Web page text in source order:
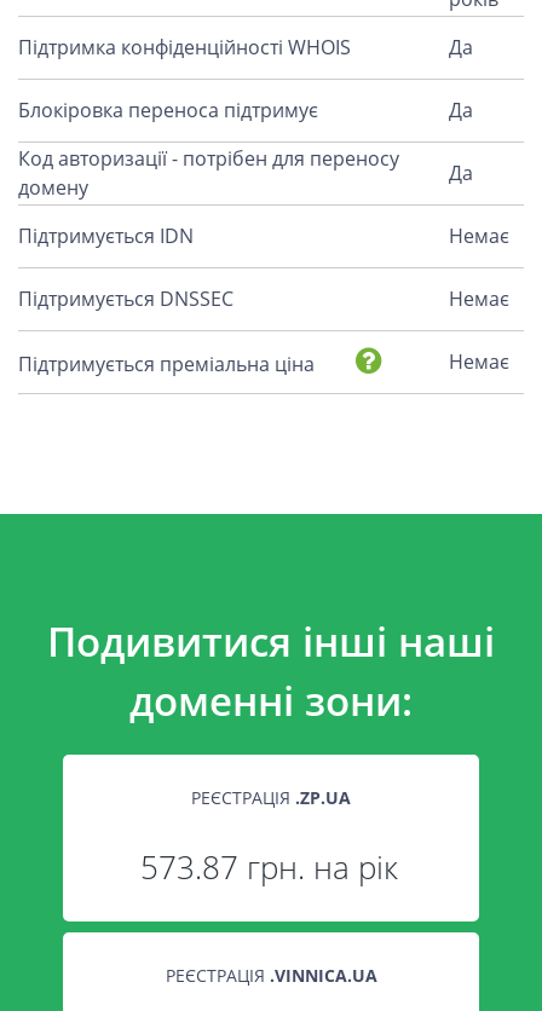
Підтримка конфіденційності WHOIS
Да
Блокіровка переноса підтримує
Да
Код авторизації - потрібен для переносу
домену
Да
Підтримується IDN Немає
Підтримується DNSSEC Немає
Підтримується преміальна ціна Немає
Подивитися інші наші
доменні зони:
РЕЄСТРАЦІЯ .ZP.UA
573.87 грн. на рік
РЕЄСТРАЦІЯ .VINNICA.UA